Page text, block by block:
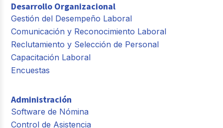
Desarrollo Organizacional
Gestión del Desempeño Laboral
Comunicación y Reconocimiento Laboral
Reclutamiento y Selección de Personal
Capacitación Laboral
Encuestas
Administración
Software de Nómina
Control de Asistencia